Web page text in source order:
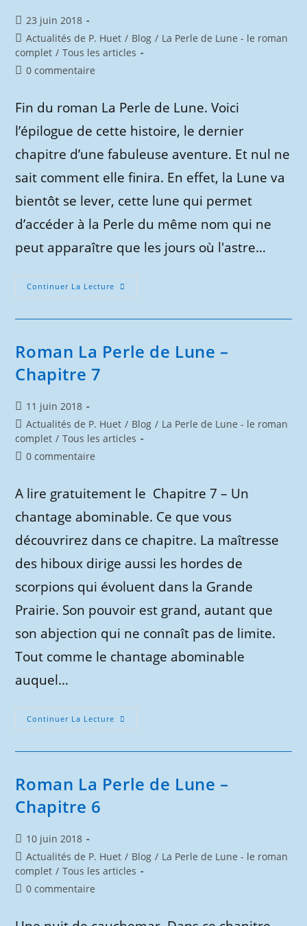
Publication
publiée :
23 juin 2018
Post
category:
Actualités de P. Huet / Blog / La Perle de Lune - le roman
complet / Tous les articles
Commentaires
publication :
0 commentaire
Fin du roman La Perle de Lune. Voici
l’épilogue de cette histoire, le dernier
chapitre d’une fabuleuse aventure. Et nul ne
sait comment elle finira. En effet, la Lune va
bientôt se lever, cette lune qui permet
d’accéder à la Perle du même nom qui ne
peut apparaître que les jours où l'astre…
Continuer La Lecture Roman
La
Dernier
Chapitre
Roman La Perle de Lune –
Chapitre 7
Publication
publiée :
11 juin 2018
Post
category:
Actualités de P. Huet / Blog / La Perle de Lune - le roman
complet / Tous les articles
Commentaires
publication :
0 commentaire
A lire gratuitement le Chapitre 7 – Un
chantage abominable. Ce que vous
découvrirez dans ce chapitre. La maîtresse
des hiboux dirige aussi les hordes de
scorpions qui évoluent dans la Grande
Prairie. Son pouvoir est grand, autant que
son abjection qui ne connaît pas de limite.
Tout comme le chantage abominable
auquel…
Continuer La Lecture Roman
La
Chapitre
7
Roman La Perle de Lune –
Chapitre 6
Publication
publiée :
10 juin 2018
Post
category:
Actualités de P. Huet / Blog / La Perle de Lune - le roman
complet / Tous les articles
Commentaires
0 commentaire